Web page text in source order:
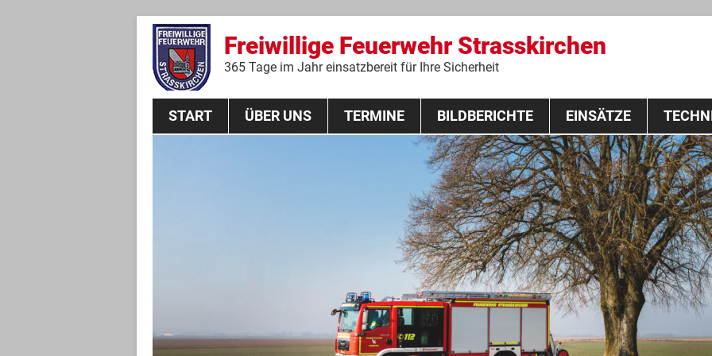
Freiwillige Feuerwehr Strasskirchen
365 Tage im Jahr einsatzbereit für Ihre Sicherheit
Zum
springen
START ÜBER UNS TERMINE
THL Lehrgang 2020
BILDBERICHTE EINSÄTZE
Fahrzeuge
Ausrüstung